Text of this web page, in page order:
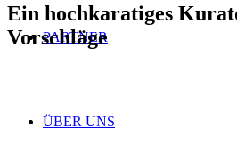
PARTNER
ÜBER UNS
Ein hochkaratiges
Vorschläge